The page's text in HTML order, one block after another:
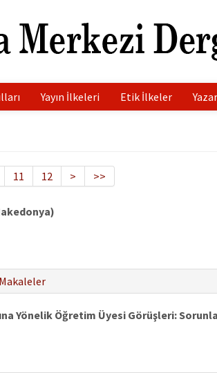
Yayın İlkeleri Etik İlkeler
11 12 > >>
Yönelik Öğretim Üyesi Görüşleri: